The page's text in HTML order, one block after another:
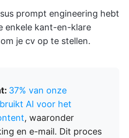
prompt engineering hebt
enkele kant-en-klare
je cv op te stellen.
37% van onze
AI voor het
, waaronder
en e-mail. Dit proces